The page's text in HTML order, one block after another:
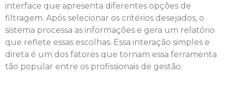
interface que apresenta diferentes opções de
filtragem. Após selecionar os critérios desejados, o
sistema processa as informações e gera um relatório
que reflete essas escolhas. Essa interação simples e
direta é um dos fatores que tornam essa ferramenta
tão popular entre os profissionais de gestão.